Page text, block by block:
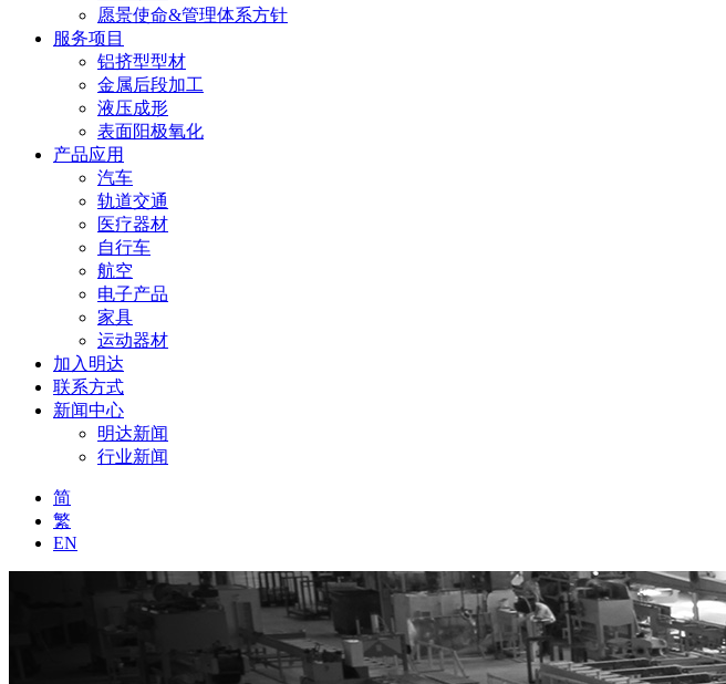
愿景使命&管理体系方针
服务项目
铝挤型型材
金属后段加工
液压成形
表面阳极氧化
产品应用
汽车
轨道交通
医疗器材
自行车
航空
电子产品
家具
运动器材
加入明达
联系方式
新闻中心
明达新闻
行业新闻
简
繁
EN